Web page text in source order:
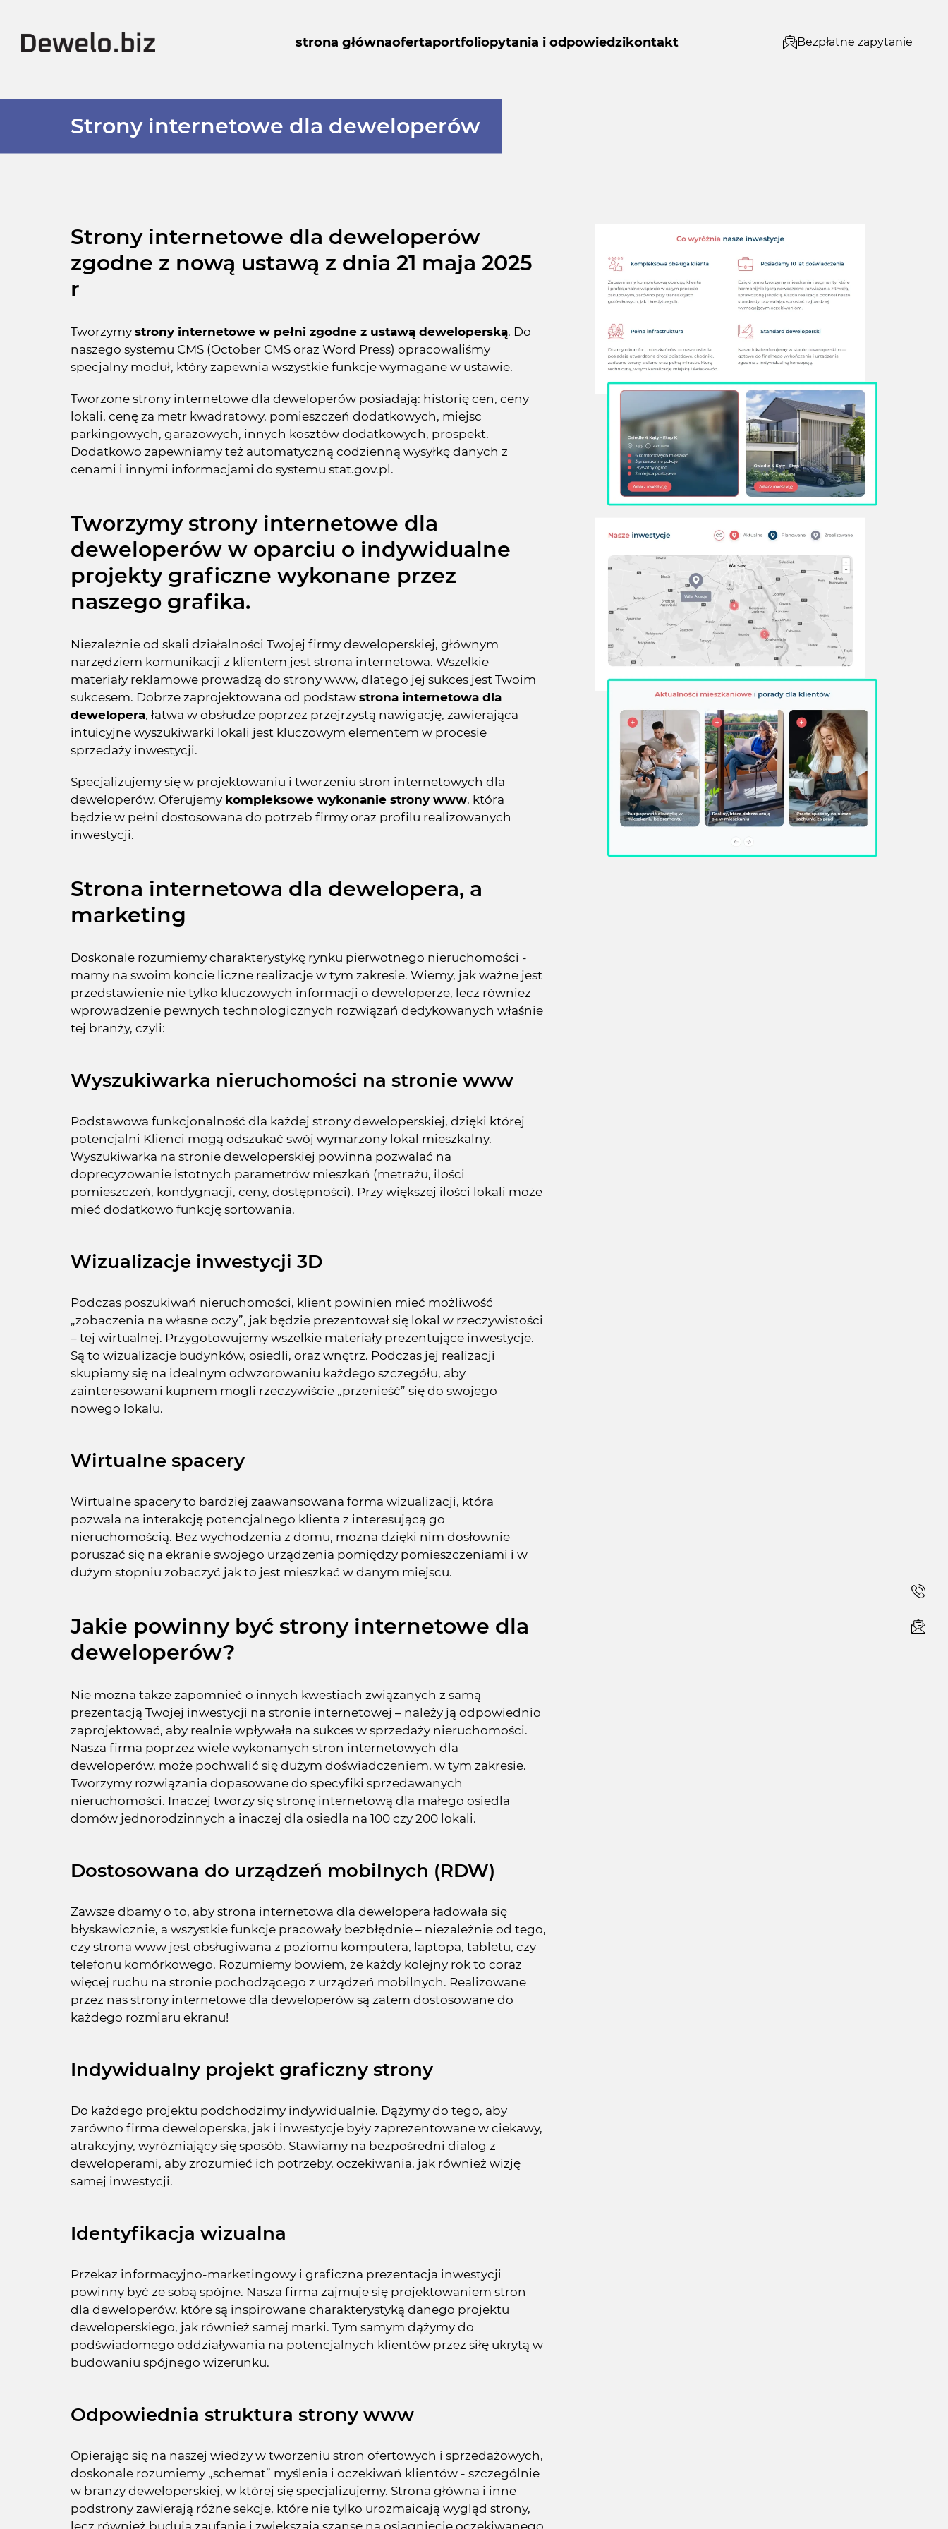
strona głównaofertaportfoliopytania i odpowiedzikontakt
Strony internetowe dla deweloperów
Strony internetowe dla deweloperów
zgodne z nową ustawą z dnia 21 maja 2025
r
Tworzymy strony internetowe w pełni zgodne z ustawą deweloperską. Do
naszego systemu CMS (October CMS oraz Word Press) opracowaliśmy
specjalny moduł, który zapewnia wszystkie funkcje wymagane w ustawie.
Tworzone strony internetowe dla deweloperów posiadają: historię cen, ceny
lokali, cenę za metr kwadratowy, pomieszczeń dodatkowych, miejsc
parkingowych, garażowych, innych kosztów dodatkowych, prospekt.
Dodatkowo zapewniamy też automatyczną codzienną wysyłkę danych z
cenami i innymi informacjami do systemu stat.gov.pl.
Tworzymy strony internetowe dla
deweloperów w oparciu o indywidualne
projekty graficzne wykonane przez
naszego grafika.
Niezależnie od skali działalności Twojej firmy deweloperskiej, głównym
narzędziem komunikacji z klientem jest strona internetowa. Wszelkie
materiały reklamowe prowadzą do strony www, dlatego jej sukces jest Twoim
sukcesem. Dobrze zaprojektowana od podstaw strona internetowa dla
dewelopera, łatwa w obsłudze poprzez przejrzystą nawigację, zawierająca
intuicyjne wyszukiwarki lokali jest kluczowym elementem w procesie
sprzedaży inwestycji.
Specjalizujemy się w projektowaniu i tworzeniu stron internetowych dla
deweloperów. Oferujemy kompleksowe wykonanie strony www, która
będzie w pełni dostosowana do potrzeb firmy oraz profilu realizowanych
inwestycji.
Strona internetowa dla dewelopera, a
marketing
Doskonale rozumiemy charakterystykę rynku pierwotnego nieruchomości -
mamy na swoim koncie liczne realizacje w tym zakresie. Wiemy, jak ważne jest
przedstawienie nie tylko kluczowych informacji o deweloperze, lecz również
wprowadzenie pewnych technologicznych rozwiązań dedykowanych właśnie
tej branży, czyli:
Wyszukiwarka nieruchomości na stronie www
Podstawowa funkcjonalność dla każdej strony deweloperskiej, dzięki której
potencjalni Klienci mogą odszukać swój wymarzony lokal mieszkalny.
Wyszukiwarka na stronie deweloperskiej powinna pozwalać na
doprecyzowanie istotnych parametrów mieszkań (metrażu, ilości
pomieszczeń, kondygnacji, ceny, dostępności). Przy większej ilości lokali może
mieć dodatkowo funkcję sortowania.
Wizualizacje inwestycji 3D
Podczas poszukiwań nieruchomości, klient powinien mieć możliwość
„zobaczenia na własne oczy”, jak będzie prezentował się lokal w rzeczywistości
– tej wirtualnej. Przygotowujemy wszelkie materiały prezentujące inwestycje.
Są to wizualizacje budynków, osiedli, oraz wnętrz. Podczas jej realizacji
skupiamy się na idealnym odwzorowaniu każdego szczegółu, aby
zainteresowani kupnem mogli rzeczywiście „przenieść” się do swojego
nowego lokalu.
Wirtualne spacery
Wirtualne spacery to bardziej zaawansowana forma wizualizacji, która
pozwala na interakcję potencjalnego klienta z interesującą go
nieruchomością. Bez wychodzenia z domu, można dzięki nim dosłownie
poruszać się na ekranie swojego urządzenia pomiędzy pomieszczeniami i w
dużym stopniu zobaczyć jak to jest mieszkać w danym miejscu.
Jakie powinny być strony internetowe dla
deweloperów?
Nie można także zapomnieć o innych kwestiach związanych z samą
prezentacją Twojej inwestycji na stronie internetowej – należy ją odpowiednio
zaprojektować, aby realnie wpływała na sukces w sprzedaży nieruchomości.
Nasza firma poprzez wiele wykonanych stron internetowych dla
deweloperów, może pochwalić się dużym doświadczeniem, w tym zakresie.
Tworzymy rozwiązania dopasowane do specyfiki sprzedawanych
nieruchomości. Inaczej tworzy się stronę internetową dla małego osiedla
domów jednorodzinnych a inaczej dla osiedla na 100 czy 200 lokali.
Dostosowana do urządzeń mobilnych (RDW)
Zawsze dbamy o to, aby strona internetowa dla dewelopera ładowała się
błyskawicznie, a wszystkie funkcje pracowały bezbłędnie – niezależnie od tego,
czy strona www jest obsługiwana z poziomu komputera, laptopa, tabletu, czy
telefonu komórkowego. Rozumiemy bowiem, że każdy kolejny rok to coraz
więcej ruchu na stronie pochodzącego z urządzeń mobilnych. Realizowane
przez nas strony internetowe dla deweloperów są zatem dostosowane do
każdego rozmiaru ekranu!
Indywidualny projekt graficzny strony
Do każdego projektu podchodzimy indywidualnie. Dążymy do tego, aby
zarówno firma deweloperska, jak i inwestycje były zaprezentowane w ciekawy,
atrakcyjny, wyróżniający się sposób. Stawiamy na bezpośredni dialog z
deweloperami, aby zrozumieć ich potrzeby, oczekiwania, jak również wizję
samej inwestycji.
Identyfikacja wizualna
Przekaz informacyjno-marketingowy i graficzna prezentacja inwestycji
powinny być ze sobą spójne. Nasza firma zajmuje się projektowaniem stron
dla deweloperów, które są inspirowane charakterystyką danego projektu
deweloperskiego, jak również samej marki. Tym samym dążymy do
podświadomego oddziaływania na potencjalnych klientów przez siłę ukrytą w
budowaniu spójnego wizerunku.
Odpowiednia struktura strony www
Opierając się na naszej wiedzy w tworzeniu stron ofertowych i sprzedażowych,
doskonale rozumiemy „schemat” myślenia i oczekiwań klientów - szczególnie
w branży deweloperskiej, w której się specjalizujemy. Strona główna i inne
podstrony zawierają różne sekcje, które nie tylko urozmaicają wygląd strony,
lecz również budują zaufanie i zwiększają szansę na osiągnięcie oczekiwanego